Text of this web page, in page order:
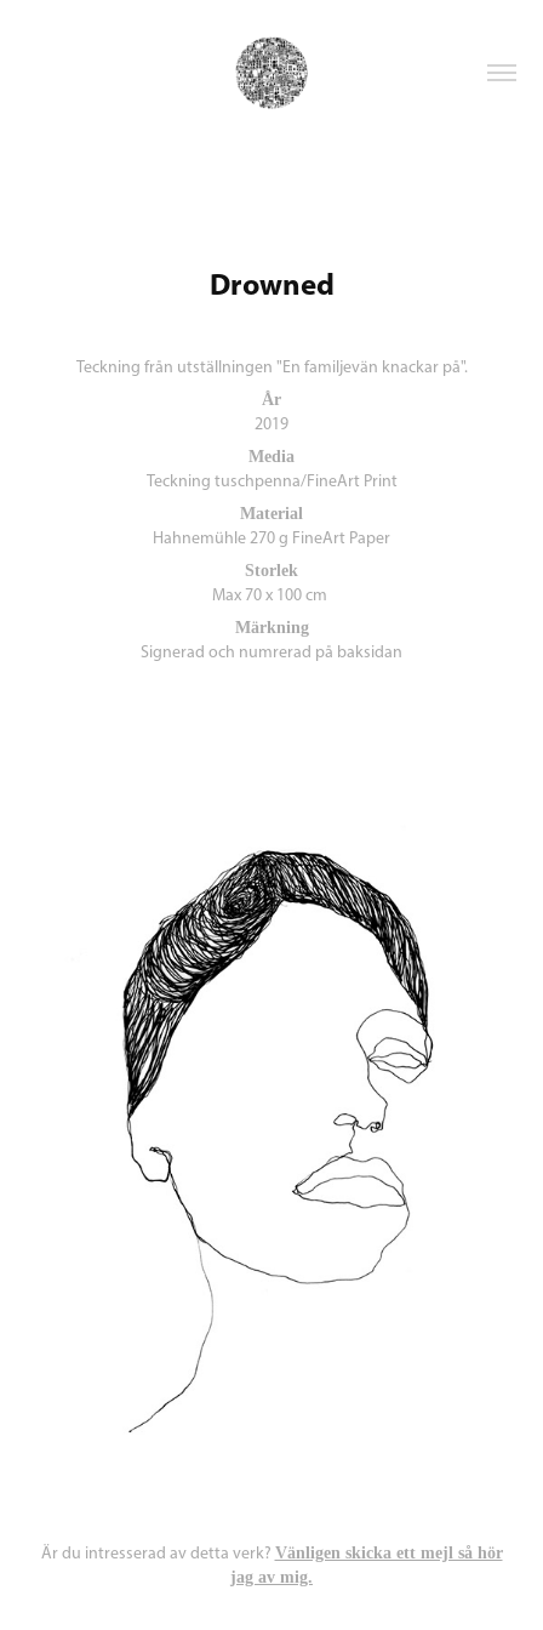
Drowned
Teckning från utställningen "En familjevän knackar på".
År
2019
Media
Teckning tuschpenna/FineArt Print
Material
Hahnemühle 270 g FineArt Paper
Storlek
Max 70 x 100 cm
Märkning
Signerad och numrerad på baksidan
Är du intresserad av detta verk? Vänligen skicka ett mejl så hör
jag av mig.